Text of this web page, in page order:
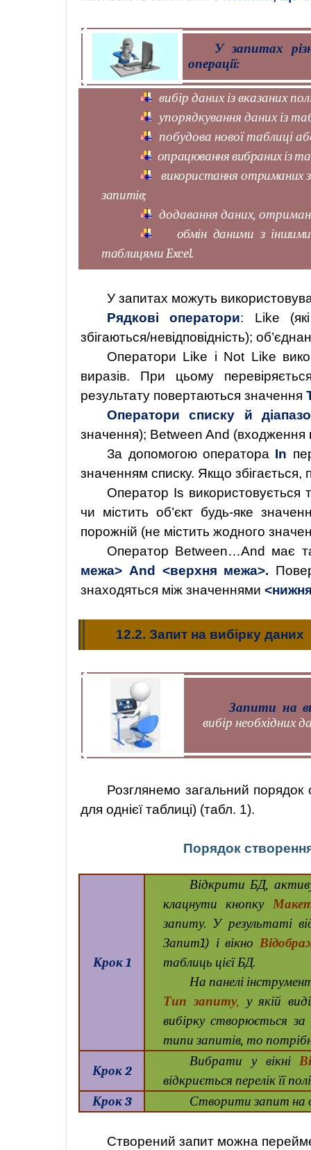
У запитах
операції:
вибір даних із вказаних
упорядкування даних із
побудова нової таблиці
опрацювання вибраних із
використання отриманих
запитів;
додавання даних,
обмін даними з
таблицями Excel.
У запитах можуть
Рядкові оператори:
Like
збігаються/невідповідність);
Оператори Like і Not Like
виразів. При цьому
результату повертаються значення
Оператори списку й
значення); Between And (входження
За допомогою оператора In
значенням списку. Якщо
Оператор Is використовується
чи містить об’єкт будь-яке
порожній (не містить жодного
Оператор Between…And має
межа> And <верхня межа>.
знаходяться між значеннями
12.2. Запит на вибірку даних
Запити на
вибір необхідних
Розглянемо загальний порядок
для однієї таблиці) (табл. 1).
Порядок
Крок 1
Відкрити БД,
клацнути кнопку
запиту. У результаті
Запит1) і вікно
таблиць цієї БД.
На панелі
Тип запиту, у якій
вибірку створюється
типи запитів, то
Крок 2
Вибрати у вікні
відкриється перелік її
Крок 3
Створити запит на
Створений запит можна